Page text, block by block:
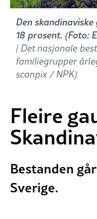
Den
18 prosent. (Foto:
| Det nasjonale
familiegrupper
scanpix / NPK)
Fleire
Bestanden
Sverige.